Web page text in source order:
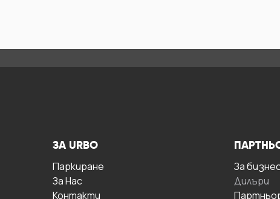
ЗА URBO
Паркиране
За Hас
Контакти
За
Дилъри